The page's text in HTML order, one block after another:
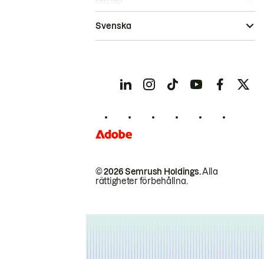
© 2026 Semrush Holdings.Alla
rättigheter förbehållna.
Svenska